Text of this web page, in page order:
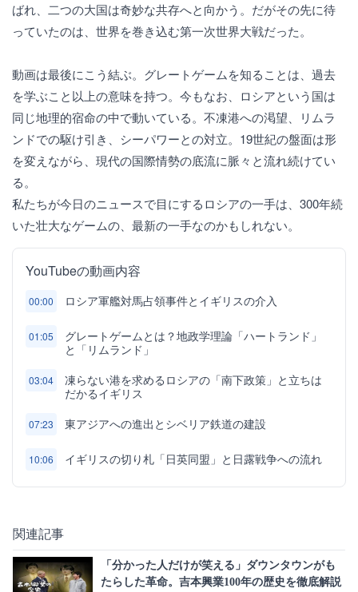
ばれ、二つの大国は奇妙な共存へと向かう。だがその先に待
っていたのは、世界を巻き込む第一次世界大戦だった。
動画は最後にこう結ぶ。グレートゲームを知ることは、過去
を学ぶこと以上の意味を持つ。今もなお、ロシアという国は
同じ地理的宿命の中で動いている。不凍港への渇望、リムラ
ンドでの駆け引き、シーパワーとの対立。19世紀の盤面は形
を変えながら、現代の国際情勢の底流に脈々と流れ続けてい
る。
私たちが今日のニュースで目にするロシアの一手は、300年続
いた壮大なゲームの、最新の一手なのかもしれない。
YouTubeの動画内容
00:00 ロシア軍艦対馬占領事件とイギリスの介入
01:05
グレートゲームとは？地政学理論「ハートランド」
と「リムランド」
03:04
凍らない港を求めるロシアの「南下政策」と立ちは
だかるイギリス
07:23 東アジアへの進出とシベリア鉄道の建設
10:06 イギリスの切り札「日英同盟」と日露戦争への流れ
関連記事
「分かった人だけが笑える」ダウンタウンがも
たらした革命。吉本興業100年の歴史を徹底解説